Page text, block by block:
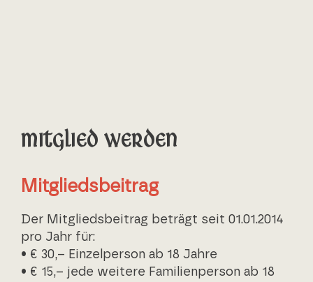
Mitglied werden
Mitgliedsbeitrag
Der Mitgliedsbeitrag beträgt seit 01.01.2014
pro Jahr für:
• € 30,– Einzelperson ab 18 Jahre
• € 15,– jede weitere Familienperson ab 18